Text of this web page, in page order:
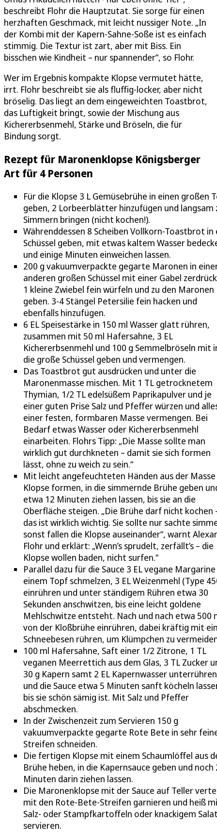
beschreibt Flohr die Hauptzutat. Sie sorge für einen
herzhaften Geschmack, mit leicht nussiger Note. „In
der Kombi mit der Kapern-Sahne-Soße ist es einfach
stimmig. Die Textur ist zart, aber mit Biss. Ein
bisschen wie Kindheit – nur spannender“, so Flohr.
Wer im Ergebnis kompakte Klopse vermutet hätte,
irrt. Flohr beschreibt sie als fluffig-locker, aber nicht
bröselig. Das liegt an dem eingeweichten Toastbrot,
das Luftigkeit bringt, sowie der Mischung aus
Kichererbsenmehl, Stärke und Bröseln, die für
Bindung sorgt.
Rezept für Maronenklopse Königsberger
Art für 4 Personen
Für die Klopse 3 L Gemüsebrühe in einen großen
geben, 2 Lorbeerblätter hinzufügen und langsam
Simmern bringen (nicht kochen!).
Währenddessen 8 Scheiben Vollkorn-Toastbrot in
Schüssel geben, mit etwas kaltem Wasser
und einige Minuten einweichen lassen.
200 g vakuumverpackte gegarte Maronen in
anderen großen Schüssel mit einer Gabel
1 kleine Zwiebel fein würfeln und zu den Maronen
geben. 3-4 Stängel Petersilie fein hacken und
ebenfalls hinzufügen.
6 EL Speisestärke in 150 ml Wasser glatt rühren,
zusammen mit 50 ml Hafersahne, 3 EL
Kichererbsenmehl und 100 g Semmelbröseln mit
die große Schüssel geben und vermengen.
Das Toastbrot gut ausdrücken und unter die
Maronenmasse mischen. Mit 1 TL getrocknetem
Thymian, 1/2 TL edelsüßem Paprikapulver und je
einer guten Prise Salz und Pfeffer würzen und
einer festen, formbaren Masse vermengen. Bei
Bedarf etwas Wasser oder Kichererbsenmehl
einarbeiten. Flohrs Tipp: „Die Masse sollte man
wirklich gut durchkneten – damit sie sich formen
lässt, ohne zu weich zu sein.“
Mit leicht angefeuchteten Händen aus der
Klopse formen, in die simmernde Brühe geben
etwa 12 Minuten ziehen lassen, bis sie an die
Oberfläche steigen. „Die Brühe darf nicht kochen
das ist wirklich wichtig. Sie sollte nur sachte
sonst fallen die Klopse auseinander“, warnt
Flohr und erklärt: „Wenn’s sprudelt, zerfällt’s – die
Klopse wollen baden, nicht surfen.“
Parallel dazu für die Sauce 3 EL vegane
einem Topf schmelzen, 3 EL Weizenmehl (Type
einrühren und unter ständigem Rühren etwa 30
Sekunden anschwitzen, bis eine leicht goldene
Mehlschwitze entsteht. Nach und nach etwa 500
von der Kloßbrühe einrühren, dabei kräftig mit
Schneebesen rühren, um Klümpchen zu
100 ml Hafersahne, Saft einer 1/2 Zitrone, 1 TL
veganen Meerrettich aus dem Glas, 3 TL Zucker
30 g Kapern samt 2 EL Kapernwasser unterrühren
und die Sauce etwa 5 Minuten sanft köcheln
bis sie schön sämig ist. Mit Salz und Pfeffer
abschmecken.
In der Zwischenzeit zum Servieren 150 g
vakuumverpackte gegarte Rote Bete in sehr
Streifen schneiden.
Die fertigen Klopse mit einem Schaumlöffel aus
Brühe heben, in die Kapernsauce geben und noch
Minuten darin ziehen lassen.
Die Maronenklopse mit der Sauce auf Teller
mit den Rote-Bete-Streifen garnieren und heiß
Salz- oder Stampfkartoffeln oder knackigem
servieren.